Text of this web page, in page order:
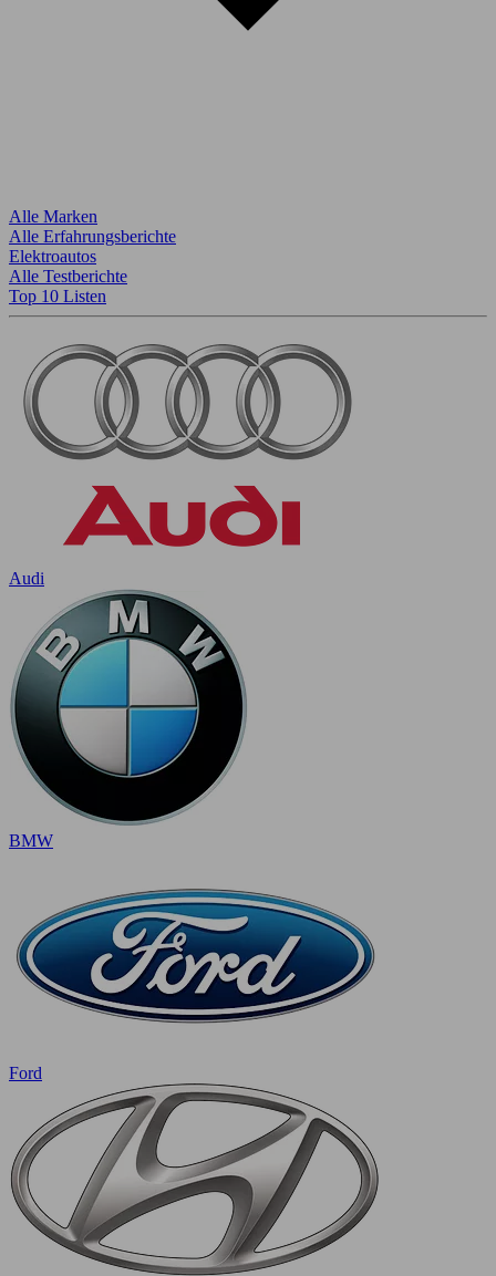
Alle Marken
Alle Erfahrungsberichte
Elektroautos
Alle Testberichte
Top 10 Listen
Audi
BMW
Ford